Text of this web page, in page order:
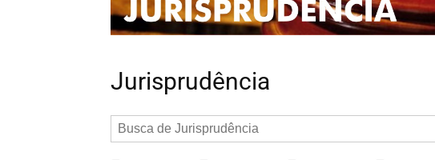
Jurisprudência